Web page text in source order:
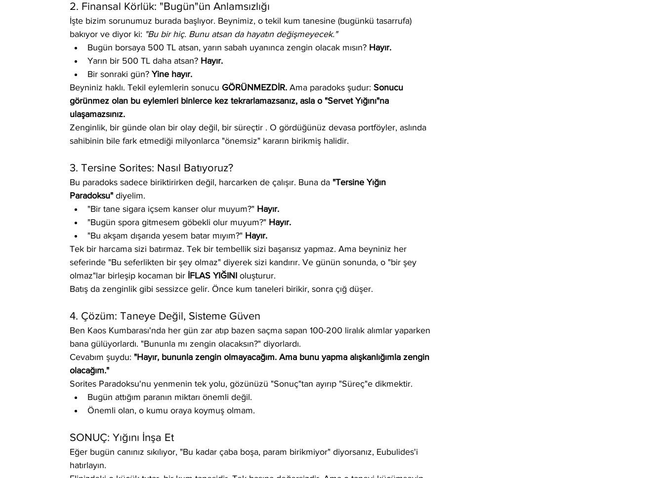
2. Finansal Körlük: "Bugün"ün Anlamsızlığı
İşte bizim sorunumuz burada başlıyor. Beynimiz, o tekil kum tanesine (bugünkü tasarrufa)
bakıyor ve diyor ki: "Bu bir hiç. Bunu atsan da hayatın değişmeyecek."
Bugün borsaya 500 TL atsan, yarın sabah uyanınca zengin olacak mısın? Hayır.
Yarın bir 500 TL daha atsan? Hayır.
Bir sonraki gün? Yine hayır.
Beyniniz haklı. Tekil eylemlerin sonucu GÖRÜNMEZDİR. Ama paradoks şudur: Sonucu
görünmez olan bu eylemleri binlerce kez tekrarlamazsanız, asla o "Servet Yığını"na
ulaşamazsınız.
Zenginlik, bir günde olan bir olay değil, bir süreçtir . O gördüğünüz devasa portföyler, aslında
sahibinin bile fark etmediği milyonlarca "önemsiz" kararın birikmiş halidir.
3. Tersine Sorites: Nasıl Batıyoruz?
Bu paradoks sadece biriktirirken değil, harcarken de çalışır. Buna da "Tersine Yığın
Paradoksu" diyelim.
"Bir tane sigara içsem kanser olur muyum?" Hayır.
"Bugün spora gitmesem göbekli olur muyum?" Hayır.
"Bu akşam dışarıda yesem batar mıyım?" Hayır.
Tek bir harcama sizi batırmaz. Tek bir tembellik sizi başarısız yapmaz. Ama beyniniz her
seferinde "Bu seferlikten bir şey olmaz" diyerek sizi kandırır. Ve günün sonunda, o "bir şey
olmaz"lar birleşip kocaman bir İFLAS YIĞINI oluşturur.
Batış da zenginlik gibi sessizce gelir. Önce kum taneleri birikir, sonra çığ düşer.
4. Çözüm: Taneye Değil, Sisteme Güven
Ben Kaos Kumbarası'nda her gün zar atıp bazen saçma sapan 100-200 liralık alımlar yaparken
bana gülüyorlardı. "Bununla mı zengin olacaksın?" diyorlardı.
Cevabım şuydu: "Hayır, bununla zengin olmayacağım. Ama bunu yapma alışkanlığımla zengin
olacağım."
Sorites Paradoksu'nu yenmenin tek yolu, gözünüzü "Sonuç"tan ayırıp "Süreç"e dikmektir.
Bugün attığım paranın miktarı önemli değil.
Önemli olan, o kumu oraya koymuş olmam.
SONUÇ: Yığını İnşa Et
Eğer bugün canınız sıkılıyor, "Bu kadar çaba boşa, param birikmiyor" diyorsanız, Eubulides'i
hatırlayın.